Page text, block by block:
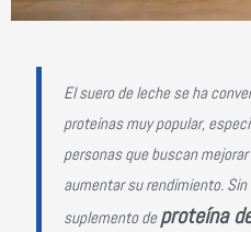
El suero de leche se ha
proteínas muy popular,
personas que buscan
aumentar su rendimiento.
suplemento deproteína